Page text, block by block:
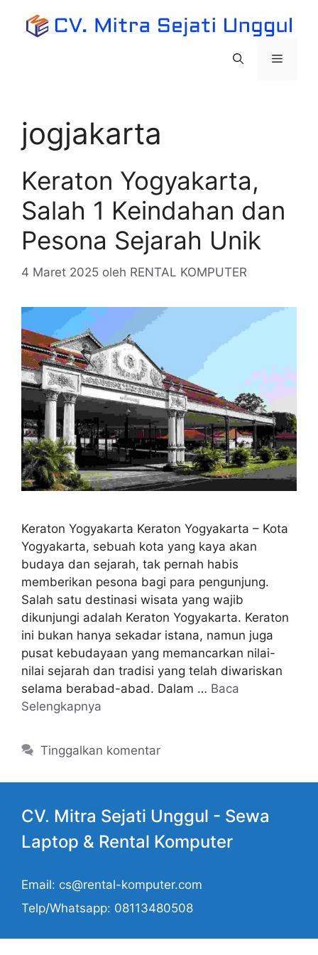
Menu
jogjakarta
Keraton Yogyakarta,
Salah 1 Keindahan dan
Pesona Sejarah Unik
4 Maret 2025 oleh RENTAL KOMPUTER
Keraton Yogyakarta Keraton Yogyakarta – Kota
Yogyakarta, sebuah kota yang kaya akan
budaya dan sejarah, tak pernah habis
memberikan pesona bagi para pengunjung.
Salah satu destinasi wisata yang wajib
dikunjungi adalah Keraton Yogyakarta. Keraton
ini bukan hanya sekadar istana, namun juga
pusat kebudayaan yang memancarkan nilai-
nilai sejarah dan tradisi yang telah diwariskan
selama berabad-abad. Dalam … Baca
Selengkapnya
Tinggalkan komentar
CV. Mitra Sejati Unggul - Sewa
Laptop & Rental Komputer
Email: cs@rental-komputer.com
Telp/Whatsapp: 08113480508